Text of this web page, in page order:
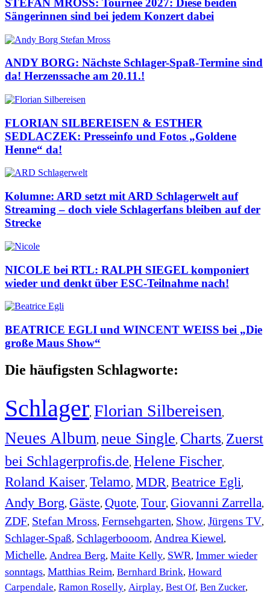
STEFAN MROSS: Tournee 2027: Diese beiden
Sängerinnen sind bei jedem Konzert dabei
ANDY BORG: Nächste Schlager-Spaß-Termine sind
da! Herzenssache am 20.11.!
FLORIAN SILBEREISEN & ESTHER
SEDLACZEK: Presseinfo und Fotos „Goldene
Henne“ da!
Kolumne: ARD setzt mit ARD Schlagerwelt auf
Streaming – doch viele Schlagerfans bleiben auf der
Strecke
NICOLE bei RTL: RALPH SIEGEL komponiert
wieder und denkt über ESC-Teilnahme nach!
BEATRICE EGLI und WINCENT WEISS bei „Die
große Maus Show“
Die häufigsten Schlagworte:
Schlager, Florian Silbereisen,
Neues Album, neue Single, Charts, Zuerst
bei Schlagerprofis.de, Helene Fischer,
Roland Kaiser, Telamo, MDR, Beatrice Egli,
Andy Borg, Gäste, Quote, Tour, Giovanni Zarrella,
ZDF, Stefan Mross, Fernsehgarten, Show, Jürgens TV,
Schlager-Spaß, Schlagerbooom, Andrea Kiewel,
Michelle, Andrea Berg, Maite Kelly, SWR, Immer wieder
sonntags, Matthias Reim, Bernhard Brink, Howard
Carpendale, Ramon Roselly, Airplay, Best Of, Ben Zucker,